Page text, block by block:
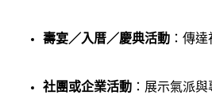
壽宴／入厝／慶典活動：傳達
社團或企業活動：展示氣派與